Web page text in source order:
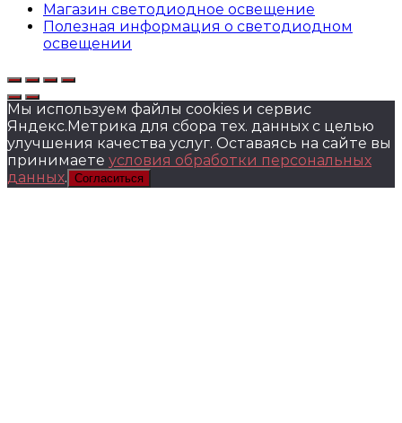
Магазин светодиодное освещение
Полезная информация о светодиодном
освещении
Мы используем файлы cookies и сервис
Яндекс.Метрика для сбора тех. данных с целью
улучшения качества услуг. Оставаясь на сайте вы
принимаете условия обработки персональных
данных. Согласиться